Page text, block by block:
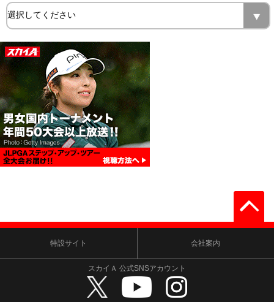
特設サイト 会社案内
スカイＡ 公式SNSアカウント